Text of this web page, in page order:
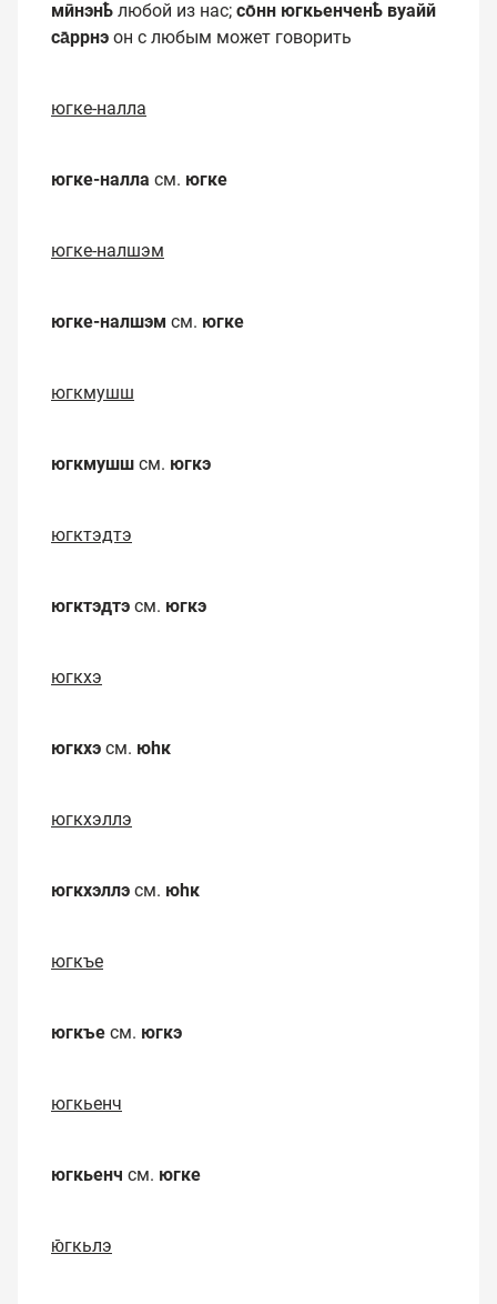
мӣнэнҍ любой из нас; со̄нн югкьенченҍ вуайй
са̄ррнэ он с любым может говорить
югке-налла
югке-налла см. югке
югке-налшэм
югке-налшэм см. югке
югкмушш
югкмушш см. югкэ
югктэдтэ
югктэдтэ см. югкэ
югкхэ
югкхэ см. юһк
югкхэллэ
югкхэллэ см. юһк
югкъе
югкъе см. югкэ
югкьенч
югкьенч см. югке
ю̄гкьлэ